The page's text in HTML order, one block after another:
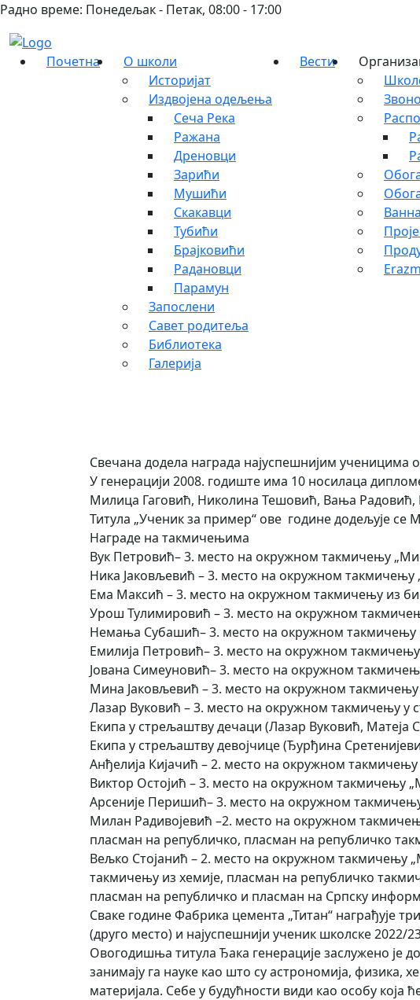
Радно време: Понедељак - Петак, 08:00 - 17:00
Почетна
О школи
Историјат
Издвојена одељења
Сеча Река
Ражана
Дреновци
Зарићи
Мушићи
Скакавци
Тубићи
Брајковићи
Радановци
Парамун
Запослени
Савет родитеља
Библиотека
Галерија
Вести
Звоно
Свечана додела награда најуспешнијим ученицима
У генерацији 2008. годиште има 10 носилаца
Милица Гаговић, Николина Тешовић, Вања
Титула „Ученик за пример“ ове године додељује се
Награде на такмичењима
Вук Петровић– 3. место на окружном такмичењу
Ника Јаковљевић – 3. место на окружном
Ема Максић – 3. место на окружном такмичењу из
Урош Тулимировић – 3. место на окружном
Немања Субашић– 3. место на окружном такмичењу
Емилија Петровић– 3. место на окружном такмичењу
Јована Симеуновић– 3. место на окружном
Мина Јаковљевић – 3. место на окружном
Лазар Вуковић – 3. место на окружном такмичењу у
Екипа у стрељаштву дечаци (Лазар Вуковић,
Екипа у стрељаштву девојчице (Ђурђина
Анђелија Кијачић – 2. место на окружном такмичењу
Виктор Остојић – 3. место на окружном такмичењу
Арсеније Перишић– 3. место на окружном
Милан Радивојевић –2. место на окружном
пласман на републичко, пласман на републичко
Вељко Стојанић – 2. место на окружном такмичењу
такмичењу из хемије, пласман на републичко
пласман на републичко и пласман на Српску
Сваке године Фабрика цемента „Титан“ награђује
(друго место) и најуспешнији ученик школске 2022/
Овогодишња титула Ђака генерације заслужено је
занимају га науке као што су астрономија, физика,
материјала. Себе у будућности види као особу